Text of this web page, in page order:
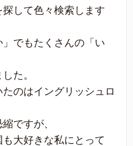
して色々検索します
でもたくさんの「い
た。
のはイングリッシュロ
ですが、
大好きな私にとって